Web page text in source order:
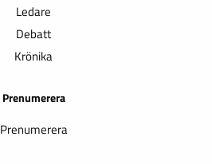
Ledare
Debatt
Krönika
Prenumerera
Prenumerera